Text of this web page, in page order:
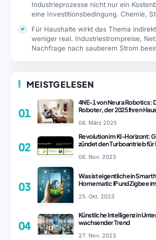
Industrieprozesse nicht nur ein
eine Investitionsbedingung. Chemie,
Für Haushalte wirkt das Thema
weniger real. Industriestrompreise,
Nachfrage nach sauberem Strom
MEISTGELESEN
01
4NE-1 von Neura Robotics:
Roboter, der 2025 Ihren
06. März 2025
02
Revolution im KI-Horizont:
zündet den Turboantrieb für
06. Nov. 2023
03
Was ist eigentlich ein
Homematic IP und Zigbee
25. Okt. 2023
04
Künstliche Intelligenz in
wachsender Trend
27. Nov. 2023